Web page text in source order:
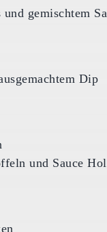
gemischtem
Dip
und Sauce